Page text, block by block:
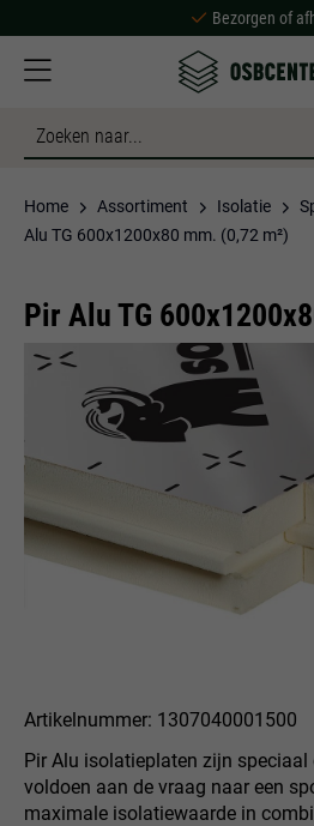
Bezorgen of
Ruime
Home Assortiment Isolatie
Alu TG 600x1200x80 mm. (0,72 m²)
Artikelnummer: 1307040001500
Pir Alu isolatieplaten zijn
voldoen aan de vraag naar een
maximale isolatiewaarde in
Pir Alu TG